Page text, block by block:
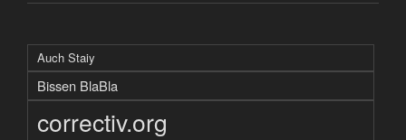
Auch Staiy
Bissen BlaBla
correctiv.org